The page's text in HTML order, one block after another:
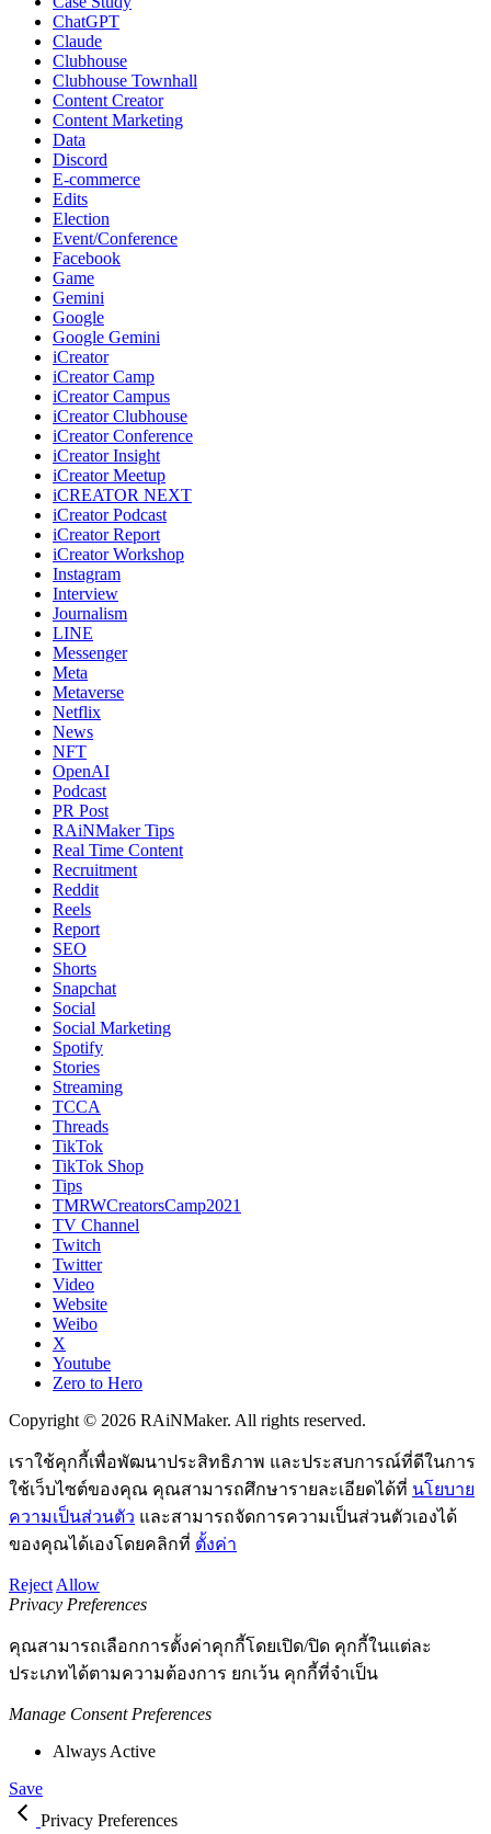
ChatGPT
Claude
Clubhouse
Clubhouse Townhall
Content Creator
Content Marketing
Data
Discord
E-commerce
Edits
Election
Event/Conference
Facebook
Game
Gemini
Google
Google Gemini
iCreator
iCreator Camp
iCreator Campus
iCreator Clubhouse
iCreator Conference
iCreator Insight
iCreator Meetup
iCREATOR NEXT
iCreator Podcast
iCreator Report
iCreator Workshop
Instagram
Interview
Journalism
LINE
Messenger
Meta
Metaverse
Netflix
News
NFT
OpenAI
Podcast
PR Post
RAiNMaker Tips
Real Time Content
Recruitment
Reddit
Reels
Report
SEO
Shorts
Snapchat
Social
Social Marketing
Spotify
Stories
Streaming
TCCA
Threads
TikTok
TikTok Shop
Tips
TMRWCreatorsCamp2021
TV Channel
Twitch
Twitter
Video
Website
Weibo
X
Youtube
Zero to Hero
Copyright © 2026 RAiNMaker. All rights reserved.
เราใช้คุกกี้เพื่อพัฒนาประสิทธิภาพ และประสบการณ์ที่ดีในการ
ใช้เว็บไซต์ของคุณ คุณสามารถศึกษารายละเอียดได้ที่ นโยบาย
ความเป็นส่วนตัว และสามารถจัดการความเป็นส่วนตัวเองได้
ของคุณได้เองโดยคลิกที่ ตั้งค่า
Reject Allow
Privacy Preferences
คุณสามารถเลือกการตั้งค่าคุกกี้โดยเปิด/ปิด คุกกี้ในแต่ละ
ประเภทได้ตามความต้องการ ยกเว้น คุกกี้ที่จำเป็น
Manage Consent Preferences
Always Active
Save
Privacy Preferences